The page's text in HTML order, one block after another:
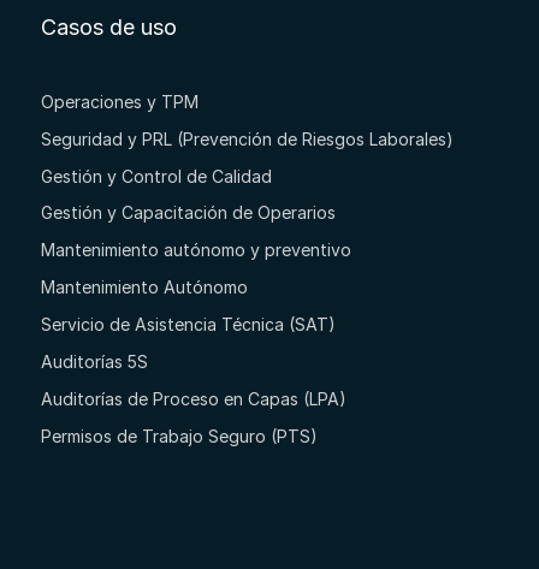
Casos de uso
Operaciones y TPM
Seguridad y PRL (Prevención de Riesgos Laborales)
Gestión y Control de Calidad
Gestión y Capacitación de Operarios
Mantenimiento autónomo y preventivo
Mantenimiento Autónomo
Servicio de Asistencia Técnica (SAT)
Auditorías 5S
Auditorías de Proceso en Capas (LPA)
Permisos de Trabajo Seguro (PTS)